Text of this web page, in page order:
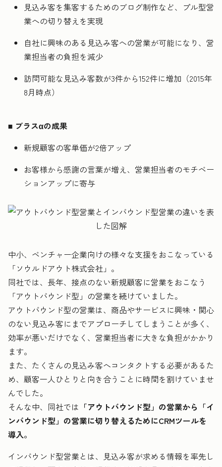
見込み客を集客するためのブログ制作など、プル型営
業への切り替えを実現
自社に興味のある見込み客への営業が可能になり、営
業担当者の負担を減少
訪問可能な見込み客数が3件から152件に増加（2015年
8月時点）
■ プラスαの成果
新規顧客の客単価が2倍アップ
お客様から感謝の言葉が増え、営業担当者のモチベー
ションアップに寄与
中小、ベンチャー企業向けの様々な支援をおこなっている
「ソウルドアウト株式会社」。
同社では、長年、接点のない新規顧客に営業をおこなう
「アウトバウンド型」の営業を続けていました。
アウトバウンド型の営業は、商品やサービスに興味・関心
のない見込み客にまでアプローチしてしまうことが多く、
効率が悪いだけでなく、営業担当者に大きな負担がかかり
ます。
また、たくさんの見込み客へコンタクトする必要があるた
め、顧客一人ひとりと向き合うことに時間を割けていませ
んでした。
そんな中、同社では 「アウトバウンド型」の営業から「イ
ンバウンド型」の営業に切り替えるためにCRMツールを
導入。
インバウンド型営業とは、見込み客が求める情報を率先し